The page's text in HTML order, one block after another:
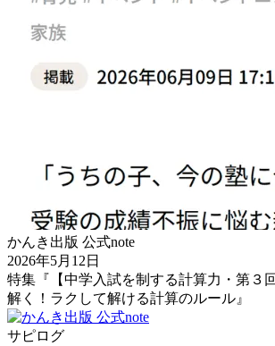
かんき出版 公式note
2026年5月12日
特集『【中学入試を制する計算力・第３
解く！ラクして解ける計算のルール』
サピログ